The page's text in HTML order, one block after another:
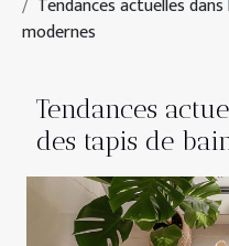
modernes
Tendances
des tapis de